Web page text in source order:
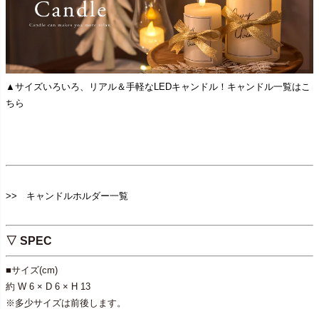
▲サイズいろいろ、リアル＆手軽なLEDキャンドル！キャンドル一覧はこ
ちら
>> キャンドルホルダー一覧
▽ SPEC
■サイズ(cm)
約 W 6 × D 6 × H 13
※多少サイズは前後します。